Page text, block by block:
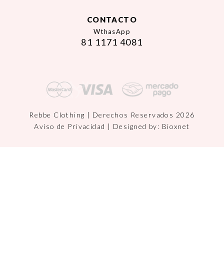
CONTACTO
WthasApp
81 1171 4081
Rebbe Clothing | Derechos Reservados 2026
Aviso de Privacidad | Designed by: Bioxnet